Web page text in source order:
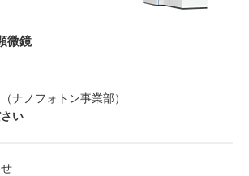
微鏡
ナノフォトン事業部）
い